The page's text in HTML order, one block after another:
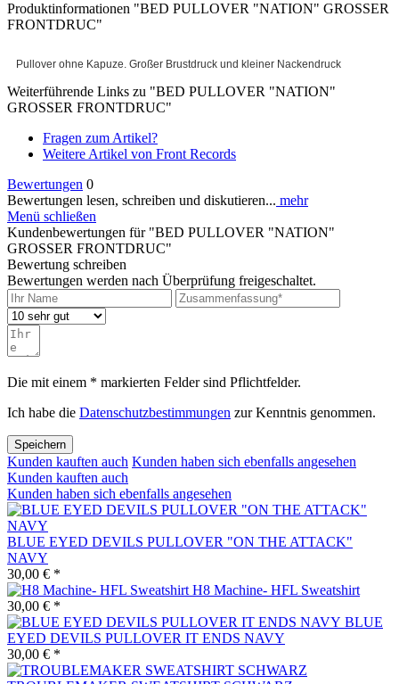
Produktinformationen "BED PULLOVER "NATION" GROSSER
FRONTDRUC"
Pullover ohne Kapuze. Großer Brustdruck und kleiner Nackendruck
Weiterführende Links zu "BED PULLOVER "NATION"
GROSSER FRONTDRUC"
Fragen zum Artikel?
Weitere Artikel von Front Records
Bewertungen 0
Bewertungen lesen, schreiben und diskutieren... mehr
Menü schließen
Kundenbewertungen für "BED PULLOVER "NATION"
GROSSER FRONTDRUC"
Bewertung schreiben
Bewertungen werden nach Überprüfung freigeschaltet.
Die mit einem * markierten Felder sind Pflichtfelder.
Ich habe die Datenschutzbestimmungen zur Kenntnis genommen.
Speichern
Kunden kauften auch Kunden haben sich ebenfalls angesehen
Kunden kauften auch
Kunden haben sich ebenfalls angesehen
BLUE EYED DEVILS PULLOVER "ON THE ATTACK"
NAVY
30,00 € *
H8 Machine- HFL Sweatshirt
30,00 € *
BLUE
EYED DEVILS PULLOVER IT ENDS NAVY
30,00 € *